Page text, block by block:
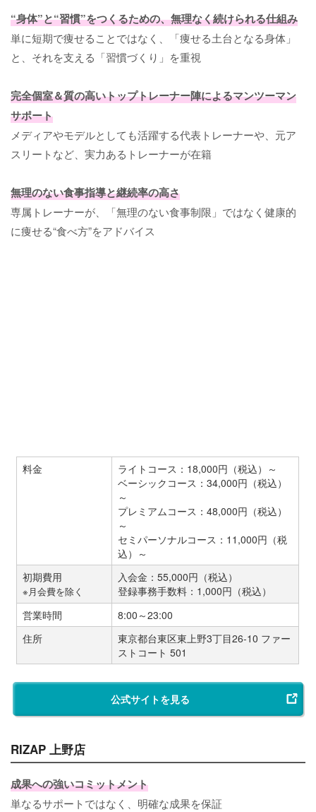
“身体”と“習慣”をつくるための、無理なく続けられる仕組み
単に短期で痩せることではなく、「痩せる土台となる身体」
と、それを支える「習慣づくり」を重視
完全個室＆質の高いトップトレーナー陣によるマンツーマン
サポート
メディアやモデルとしても活躍する代表トレーナーや、元ア
スリートなど、実力あるトレーナーが在籍
無理のない食事指導と継続率の高さ
専属トレーナーが、「無理のない食事制限」ではなく健康的
に痩せる“食べ方”をアドバイス
料金
ライトコース：18,000円（税込）～
ベーシックコース：34,000円（税込）
～
プレミアムコース：48,000円（税込）
～
セミパーソナルコース：11,000円（税
込）～
初期費用
※月会費を除く
入会金：55,000円（税込）
登録事務手数料：1,000円（税込）
営業時間
8:00～23:00
住所
東京都台東区東上野3丁目26-10 ファー
ストコート 501
公式サイトを見る
RIZAP 上野店
成果への強いコミットメント
単なるサポートではなく、明確な成果を保証